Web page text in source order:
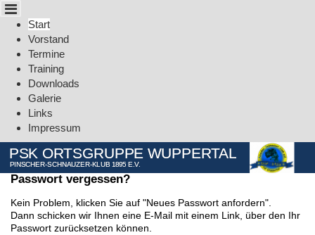
Start
Vorstand
Termine
Training
Downloads
Galerie
Links
Impressum
PSK ORTSGRUPPE WUPPERTAL
PINSCHER-SCHNAUZER-KLUB 1895 E.V.
Passwort vergessen?
Kein Problem, klicken Sie auf "Neues Passwort anfordern".
Dann schicken wir Ihnen eine E-Mail mit einem Link, über den Ihr
Passwort zurücksetzen können.
Cookie-Einstellungen